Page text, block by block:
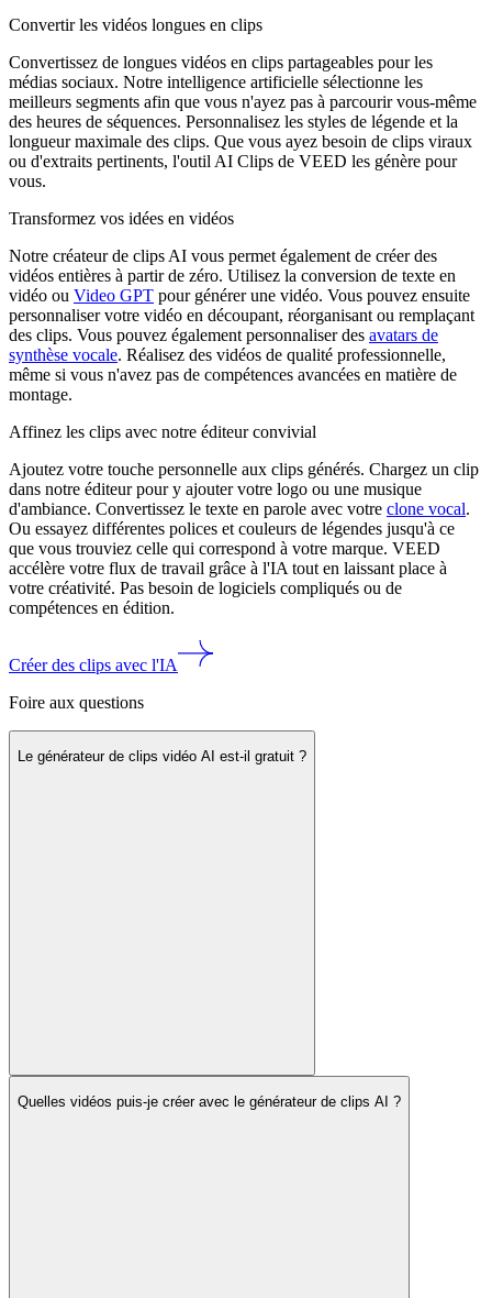
Convertir les vidéos longues en clips
Convertissez de longues vidéos en clips partageables pour les
médias sociaux. Notre intelligence artificielle sélectionne les
meilleurs segments afin que vous n'ayez pas à parcourir vous-même
des heures de séquences. Personnalisez les styles de légende et la
longueur maximale des clips. Que vous ayez besoin de clips viraux
ou d'extraits pertinents, l'outil AI Clips de VEED les génère pour
vous.
Transformez vos idées en vidéos
Notre créateur de clips AI vous permet également de créer des
vidéos entières à partir de zéro. Utilisez la conversion de texte en
vidéo ou Video GPT pour générer une vidéo. Vous pouvez ensuite
personnaliser votre vidéo en découpant, réorganisant ou remplaçant
des clips. Vous pouvez également personnaliser des avatars de
synthèse vocale. Réalisez des vidéos de qualité professionnelle,
même si vous n'avez pas de compétences avancées en matière de
montage.
Affinez les clips avec notre éditeur convivial
Ajoutez votre touche personnelle aux clips générés. Chargez un clip
dans notre éditeur pour y ajouter votre logo ou une musique
d'ambiance. Convertissez le texte en parole avec votre clone vocal.
Ou essayez différentes polices et couleurs de légendes jusqu'à ce
que vous trouviez celle qui correspond à votre marque. VEED
accélère votre flux de travail grâce à l'IA tout en laissant place à
votre créativité. Pas besoin de logiciels compliqués ou de
compétences en édition.
Créer des clips avec l'IA
Foire aux questions
Le générateur de clips vidéo AI est-il gratuit ?
Quelles vidéos puis-je créer avec le générateur de clips AI ?